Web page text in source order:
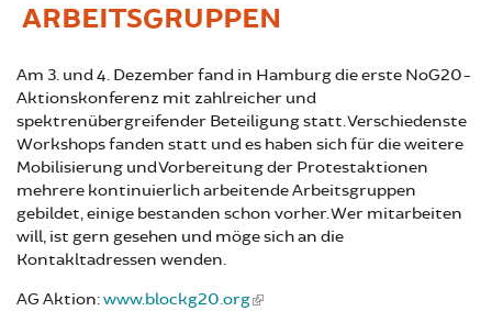
ARBEITSGRUPPEN
Am 3. und 4. Dezember fand in Hamburg die erste NoG20-
Aktionskonferenz mit zahlreicher und
spektrenübergreifender Beteiligung statt. Verschiedenste
Workshops fanden statt und es haben sich für die weitere
Mobilisierung und Vorbereitung der Protestaktionen
mehrere kontinuierlich arbeitende Arbeitsgruppen
gebildet, einige bestanden schon vorher. Wer mitarbeiten
will, ist gern gesehen und möge sich an die
Kontakltadressen wenden.
AG Aktion:www.blockg20.org